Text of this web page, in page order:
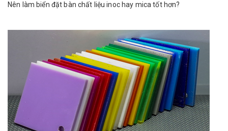
Nên làm biển đặt bàn chất liệu inoc hay mica tốt hơn?